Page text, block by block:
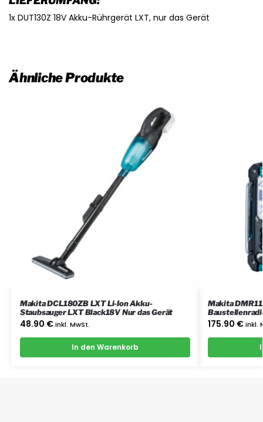
1x DUT130Z 18V Akku-Rührgerät LXT, nur das Gerät
Ähnliche Produkte
Makita DCL180ZB LXT Li-Ion Akku-
Staubsauger LXT Black18V Nur das Gerät
48.90 € inkl. MwSt.
In den Warenkorb
Makita DMR112 DAB+
175.90 € inkl.